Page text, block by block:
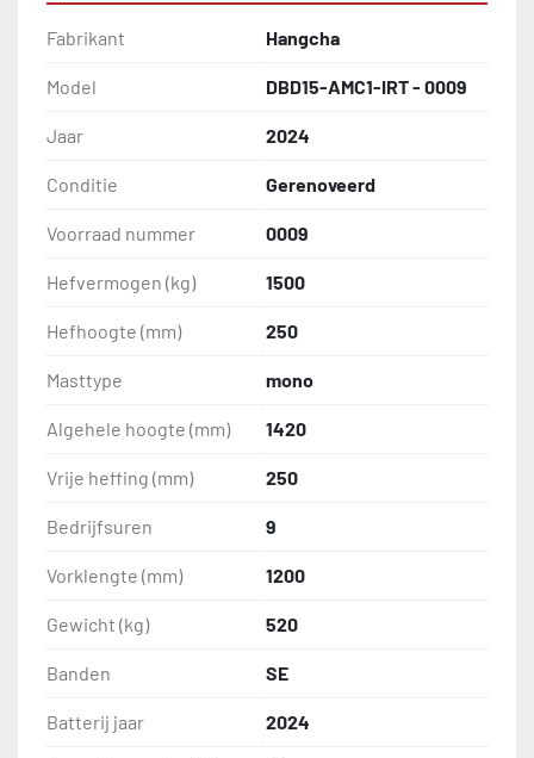
Fabrikant Hangcha
Model DBD15-AMC1-IRT - 0009
Jaar 2024
Conditie Gerenoveerd
Voorraad nummer 0009
Hefvermogen (kg) 1500
Hefhoogte (mm) 250
Masttype mono
Algehele hoogte (mm) 1420
Vrije heffing (mm) 250
Bedrijfsuren 9
Vorklengte (mm) 1200
Gewicht (kg) 520
Banden SE
Batterij jaar 2024